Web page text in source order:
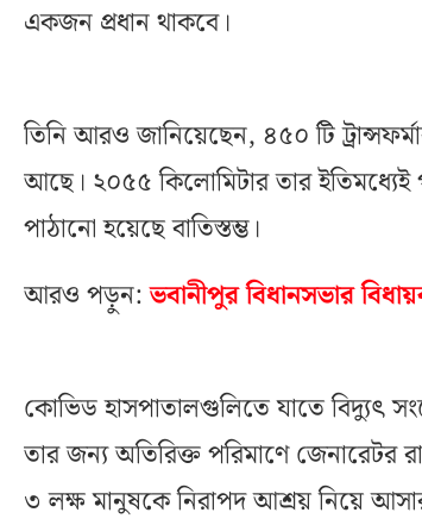
একজন প্রধান থাকবে।
তিনি আরও জানিয়েছেন, ৪৫০ টি
আছে। ২০৫৫ কিলোমিটার তার
পাঠানো হয়েছে বাতিস্তম্ভ।
আরও পড়ুন:ভবানীপুর বিধানসভার
কোভিড হাসপাতালগুলিতে যাতে বিদ্যুৎ
তার জন্য অতিরিক্ত পরিমাণে জেনারেটর
৩ লক্ষ মানুষকে নিরাপদ আশ্রয় নিয়ে